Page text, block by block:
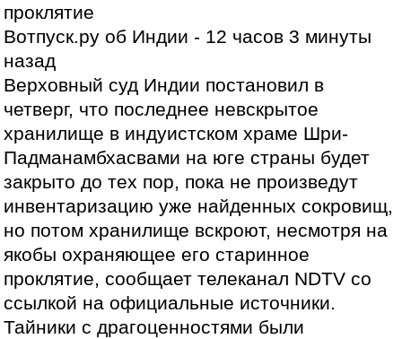
проклятие
Вотпуск.ру об Индии - 12 часов 3 минуты
назад
Верховный суд Индии постановил в
четверг, что последнее невскрытое
хранилище в индуистском храме Шри-
Падманамбхасвами на юге страны будет
закрыто до тех пор, пока не произведут
инвентаризацию уже найденных сокровищ,
но потом хранилище вскроют, несмотря на
якобы охраняющее его старинное
проклятие, сообщает телеканал NDTV со
ссылкой на официальные источники.
Тайники с драгоценностями были